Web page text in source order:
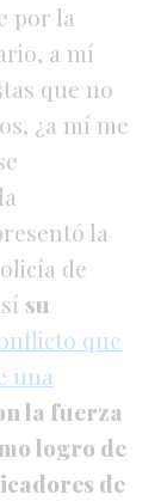
por la
a mí
que no
¿a mí me
la
de
su
que
una
la fuerza
logro de
de